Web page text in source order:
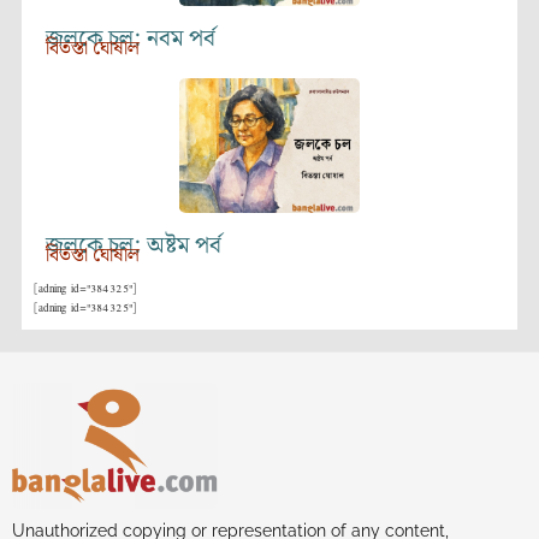
জলকে চল: নবম পর্ব
বিতস্তা ঘোষাল
জলকে চল: অষ্টম পর্ব
বিতস্তা ঘোষাল
[adning id="384325"]
[adning id="384325"]
Unauthorized copying or representation of any content,